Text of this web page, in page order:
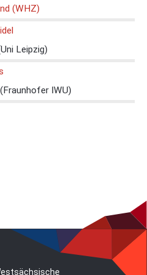
(WHZ)
Leipzig)
IWU)